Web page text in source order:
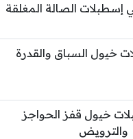
إسطبلات الصالة المغلقة
خيول السباق والقدرة
خيول قفز الحواجز
والترويض